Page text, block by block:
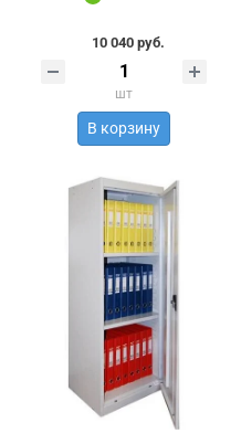
10 040 руб.
шт
В корзину